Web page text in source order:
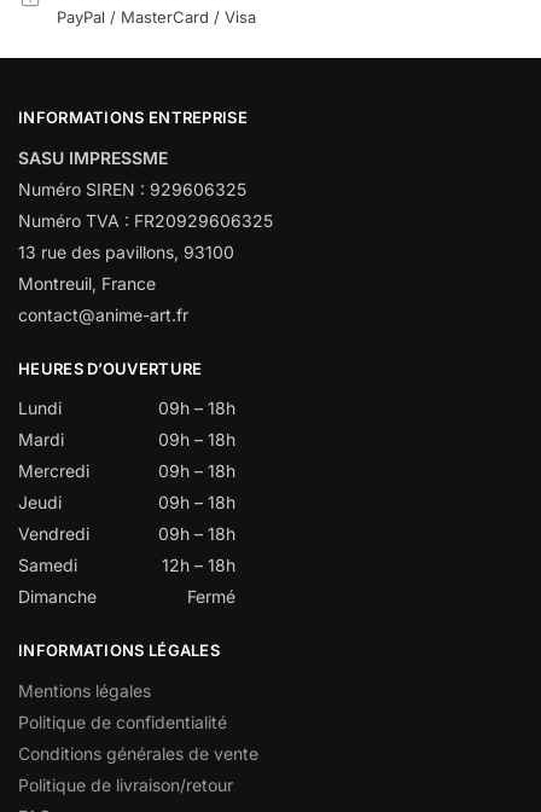
PayPal / MasterCard / Visa
INFORMATIONS ENTREPRISE
SASU IMPRESSME
Numéro SIREN : 929606325
Numéro TVA : FR20929606325
13 rue des pavillons, 93100
Montreuil, France
contact@anime-art.fr
HEURES D’OUVERTURE
Lundi
09h – 18h
Mardi
09h – 18h
Mercredi
09h – 18h
Jeudi
09h – 18h
Vendredi
09h – 18h
Samedi
12h – 18h
Dimanche
Fermé
INFORMATIONS LÉGALES
Mentions légales
Politique de confidentialité
Conditions générales de vente
Politique de livraison/retour